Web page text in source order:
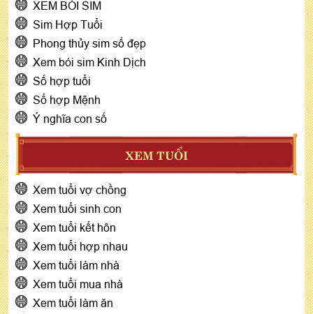
XEM BÓI SIM
Sim Hợp Tuổi
Phong thủy sim số đẹp
Xem bói sim Kinh Dịch
Số hợp tuổi
Số hợp Mệnh
Ý nghĩa con số
XEM TUỔI
Xem tuổi vợ chồng
Xem tuổi sinh con
Xem tuổi kết hôn
Xem tuổi hợp nhau
Xem tuổi làm nhà
Xem tuổi mua nhà
Xem tuổi làm ăn